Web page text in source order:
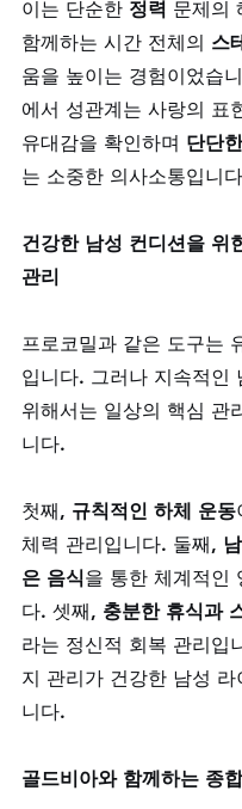
이는 단순한 정력 문제의
함께하는 시간 전체의 스
움을 높이는 경험이었습
에서 성관계는 사랑의 표
유대감을 확인하며 단단한
는 소중한 의사소통입니
건강한 남성 컨디션을 위
관리
프로코밀과 같은 도구는
입니다. 그러나 지속적인
위해서는 일상의 핵심 관
니다.
첫째, 규칙적인 하체 운동
체력 관리입니다. 둘째,
은 음식을 통한 체계적인
다. 셋째, 충분한 휴식과
라는 정신적 회복 관리입
지 관리가 건강한 남성 라
니다.
골드비아와 함께하는 종